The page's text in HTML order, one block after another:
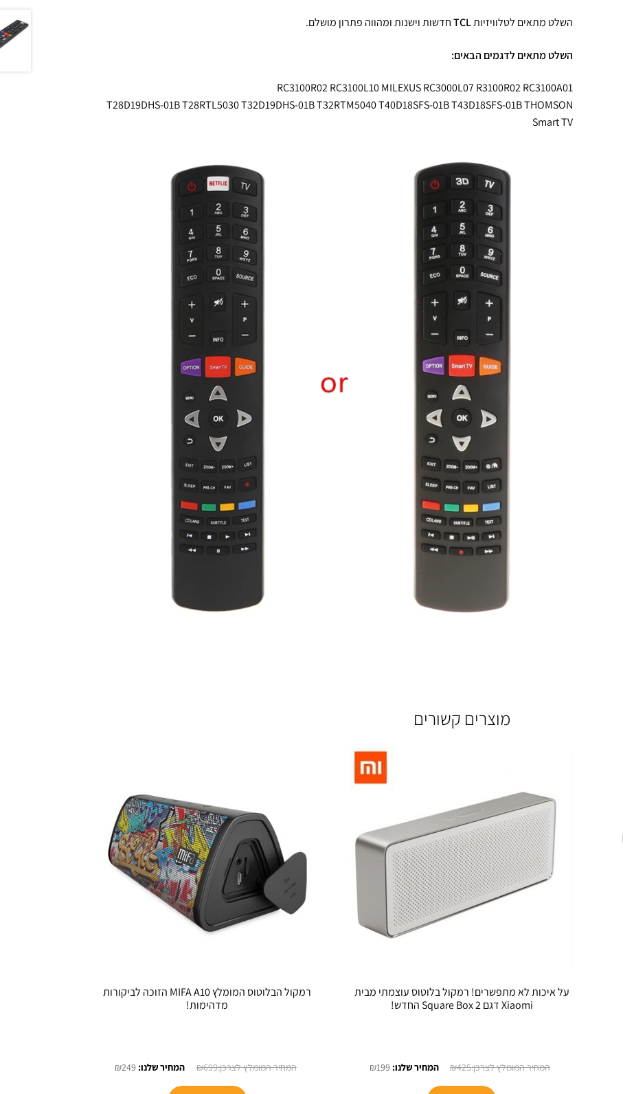
השלט מתאים לטלוויזיותTCLחדשות וישנות ומהווה פתרון מושלם.
השלט מתאים לדגמים הבאים:
RC3100R02 RC3100L10 MILEXUS RC3000L07 R3100R02 RC3100A01
T28D19DHS-01B T28RTL5030 T32D19DHS-01B T32RTM5040 T40D18SFS-01B T43D18SFS-01B THOMSON
Smart TV
מוצרים קשורים
על איכות לא מתפשרים! רמקול בלוטוס עוצמתי מבית
Xiaomi דגם Square Box 2 החדש!
₪425
המחיר
₪199
רמקול הבלוטוס המומלץ MIFA A10 הזוכה לביקורות
מדהימות!
₪699
המחיר
₪249 המחיר